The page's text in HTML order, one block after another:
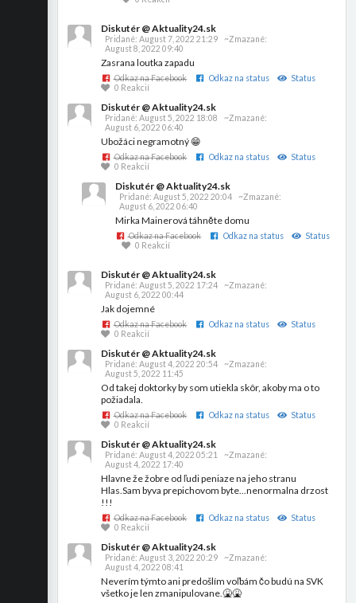
Diskutér @ Aktuality24.sk
Pridané:August 7, 2022 21:29
~Zmazané:
August 8, 2022 09:40
Zasrana loutka zapadu
Odkaz na Facebook Odkaz na status
Status
0 Reakcií
Diskutér @ Aktuality24.sk
Pridané:August 5, 2022 18:08
~Zmazané:
August 6, 2022 06:40
Ubožáci negramotný 😁
Odkaz na Facebook Odkaz na status
Status
0 Reakcií
Diskutér @ Aktuality24.sk
Pridané:August 5, 2022 20:04
~Zmazané:
August 6, 2022 06:40
Mirka Mainerová táhněte domu
Odkaz na Facebook Odkaz na status
Status
0 Reakcií
Diskutér @ Aktuality24.sk
Pridané:August 5, 2022 17:24
~Zmazané:
August 6, 2022 00:44
Jak dojemné
Odkaz na Facebook Odkaz na status
Status
0 Reakcií
Diskutér @ Aktuality24.sk
Pridané:August 4, 2022 20:54
~Zmazané:
August 5, 2022 11:45
Od takej doktorky by som utiekla skôr, akoby ma o to
požiadala.
Odkaz na Facebook Odkaz na status
Status
0 Reakcií
Diskutér @ Aktuality24.sk
Pridané:August 4, 2022 05:21
~Zmazané:
August 4, 2022 17:40
Hlavne že žobre od ľudi peniaze na jeho stranu
Hlas.Sam byva prepichovom byte...nenormalna drzost
!!!
Odkaz na Facebook Odkaz na status
Status
0 Reakcií
Diskutér @ Aktuality24.sk
Pridané:August 3, 2022 20:29
~Zmazané:
August 4, 2022 08:41
Neverím týmto ani predošlím voľbám čo budú na SVK
všetko je len zmanipulovane.🤮🤮